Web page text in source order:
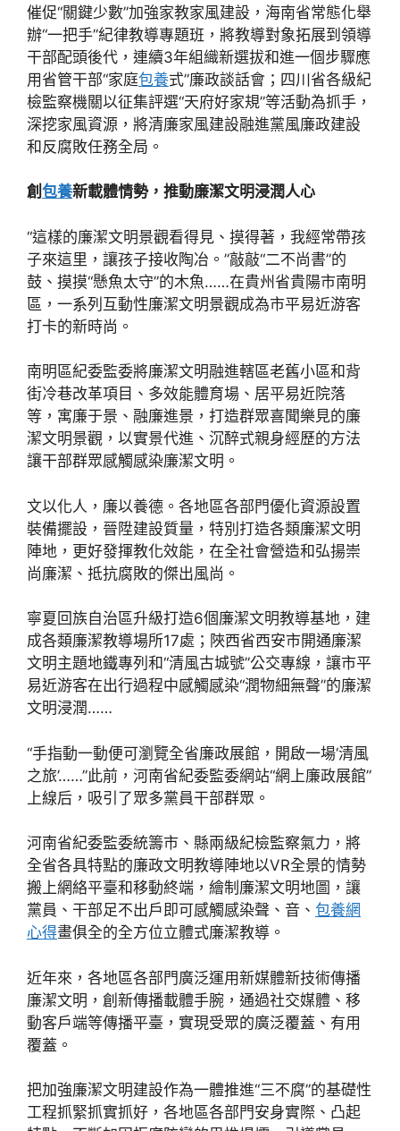
催促“關鍵少數”加強家教家風建設，海南省常態化舉
辦“一把手”紀律教導專題班，將教導對象拓展到領導
干部配頭後代，連續3年組織新選拔和進一個步驟應
用省管干部“家庭包養式”廉政談話會；四川省各級紀
檢監察機關以征集評選“天府好家規”等活動為抓手，
深挖家風資源，將清廉家風建設融進黨風廉政建設
和反腐敗任務全局。
創 包養新載體情勢，推動廉潔文明浸潤人心
“這樣的廉潔文明景觀看得見、摸得著，我經常帶孩
子來這里，讓孩子接收陶冶。”敲敲“二不尚書”的
鼓、摸摸“懸魚太守”的木魚……在貴州省貴陽市南明
區，一系列互動性廉潔文明景觀成為市平易近游客
打卡的新時尚。
南明區紀委監委將廉潔文明融進轄區老舊小區和背
街冷巷改革項目、多效能體育場、居平易近院落
等，寓廉于景、融廉進景，打造群眾喜聞樂見的廉
潔文明景觀，以實景代進、沉醉式親身經歷的方法
讓干部群眾感觸感染廉潔文明。
文以化人，廉以養德。各地區各部門優化資源設置
裝備擺設，晉陞建設質量，特別打造各類廉潔文明
陣地，更好發揮教化效能，在全社會營造和弘揚崇
尚廉潔、抵抗腐敗的傑出風尚。
寧夏回族自治區升級打造6個廉潔文明教導基地，建
成各類廉潔教導場所17處；陜西省西安市開通廉潔
文明主題地鐵專列和“清風古城號”公交專線，讓市平
易近游客在出行過程中感觸感染“潤物細無聲”的廉潔
文明浸潤……
“手指動一動便可瀏覽全省廉政展館，開啟一場‘清風
之旅’……”此前，河南省紀委監委網站“網上廉政展館”
上線后，吸引了眾多黨員干部群眾。
河南省紀委監委統籌市、縣兩級紀檢監察氣力，將
全省各具特點的廉政文明教導陣地以VR全景的情勢
搬上網絡平臺和移動終端，繪制廉潔文明地圖，讓
黨員、干部足不出戶即可感觸感染聲、音、 包養網
心得畫俱全的全方位立體式廉潔教導。
近年來，各地區各部門廣泛運用新媒體新技術傳播
廉潔文明，創新傳播載體手腕，通過社交媒體、移
動客戶端等傳播平臺，實現受眾的廣泛覆蓋、有用
覆蓋。
把加強廉潔文明建設作為一體推進“三不腐”的基礎性
工程抓緊抓實抓好，各地區各部門安身實際、凸起